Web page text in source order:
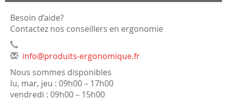
Besoin d’aide?
Contactez nos conseillers en ergonomie
info@produits-ergonomique.fr
Nous sommes disponibles
lu, mar, jeu : 09h00 – 17h00
vendredi : 09h00 – 15h00